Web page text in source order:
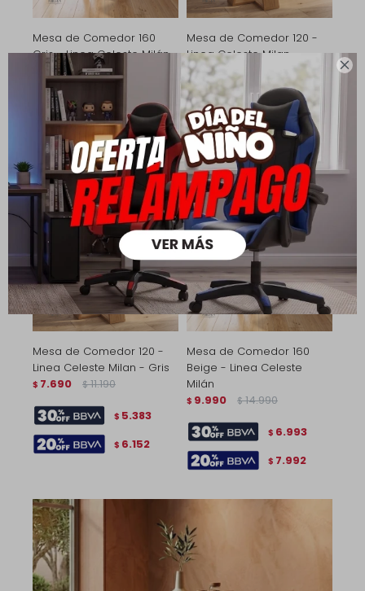

Mesa de Comedor 160
Gris - Linea Celeste Milán
9.990 $ 14.990
6.993
$7.992
Mesa de Comedor 120 -
Linea Celeste Milan -
Beige
$7.690 $ 11.190
5.383
$ 6.152
Mesa de Comedor 120 -
Linea Celeste Milan - Gris
$ 7.690 $ 11.190
$ 5.383
$ 6.152
Mesa de Comedor 160
Beige - Linea Celeste
Milán
$ 9.990 $ 14.990
$ 6.993
$ 7.992